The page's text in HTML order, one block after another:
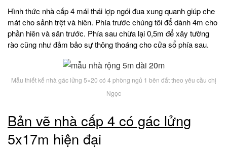
Hình thức nhà cấp 4 mái thái lợp ngói đua xung quanh giúp che
mát cho sảnh trệt và hiên. Phía trước chúng tôi để dành 4m cho
phần hiên và sân trước. Phía sau chừa lại 0,5m để xây tường
rào cũng như đảm bảo sự thông thoáng cho cửa sổ phía sau.
Mẫu thiết kế nhà gác lửng 5×20 có 4 phòng ngủ 1 bên đất theo yêu cầu chị
Ngọc
Bản vẽ nhà cấp 4 có gác lửng
5x17m hiện đại